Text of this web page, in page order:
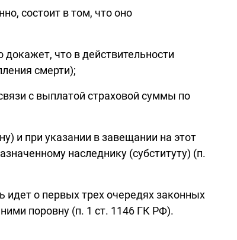
состоит в том, что оно
что в действительности
смерти);
с выплатой страховой суммы по
и при указании в завещании на этот
наследнику (субституту) (п.
идет о первых трех очередях законных
поровну (п. 1 ст. 1146 ГК РФ).